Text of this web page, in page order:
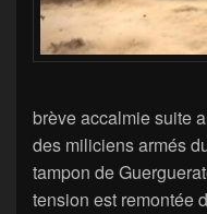
brève accalmie suite
des miliciens armés
tampon de
tension est remontée